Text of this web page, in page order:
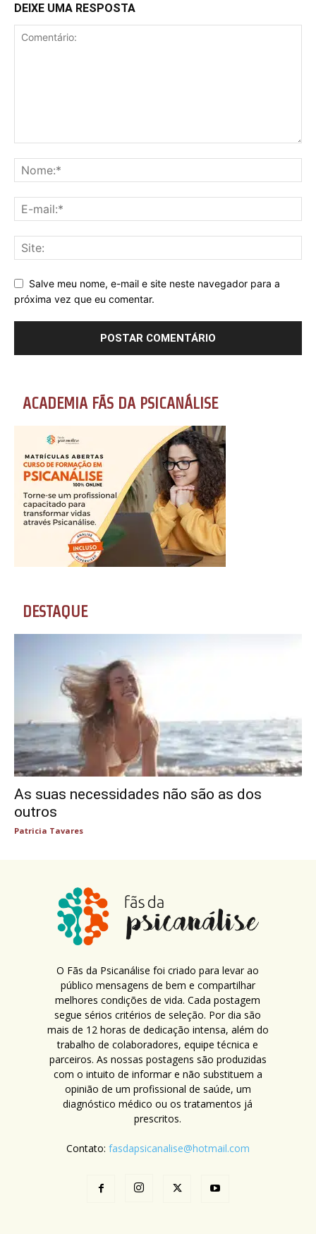
DEIXE UMA RESPOSTA
Salve meu nome, e-mail e site neste navegador para a
próxima vez que eu comentar.
ACADEMIA FÃS DA PSICANÁLISE
DESTAQUE
As suas necessidades não são as dos
outros
Patricia Tavares
O Fãs da Psicanálise foi criado para levar ao
público mensagens de bem e compartilhar
melhores condições de vida. Cada postagem
segue sérios critérios de seleção. Por dia são
mais de 12 horas de dedicação intensa, além do
trabalho de colaboradores, equipe técnica e
parceiros. As nossas postagens são produzidas
com o intuito de informar e não substituem a
opinião de um profissional de saúde, um
diagnóstico médico ou os tratamentos já
prescritos.
Contato: fasdapsicanalise@hotmail.com